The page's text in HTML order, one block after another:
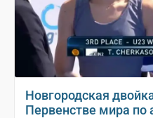
Новгородская
Первенстве мира по